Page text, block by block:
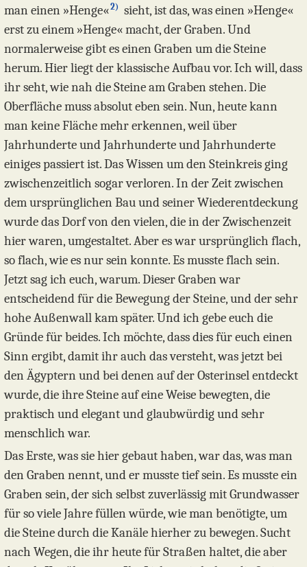
man einen »Henge«2) sieht, ist das, was einen »Henge«
erst zu einem »Henge« macht, der Graben. Und
normalerweise gibt es einen Graben um die Steine
herum. Hier liegt der klassische Aufbau vor. Ich will, dass
ihr seht, wie nah die Steine am Graben stehen. Die
Oberfläche muss absolut eben sein. Nun, heute kann
man keine Fläche mehr erkennen, weil über
Jahrhunderte und Jahrhunderte und Jahrhunderte
einiges passiert ist. Das Wissen um den Steinkreis ging
zwischenzeitlich sogar verloren. In der Zeit zwischen
dem ursprünglichen Bau und seiner Wiederentdeckung
wurde das Dorf von den vielen, die in der Zwischenzeit
hier waren, umgestaltet. Aber es war ursprünglich flach,
so flach, wie es nur sein konnte. Es musste flach sein.
Jetzt sag ich euch, warum. Dieser Graben war
entscheidend für die Bewegung der Steine, und der sehr
hohe Außenwall kam später. Und ich gebe euch die
Gründe für beides. Ich möchte, dass dies für euch einen
Sinn ergibt, damit ihr auch das versteht, was jetzt bei
den Ägyptern und bei denen auf der Osterinsel entdeckt
wurde, die ihre Steine auf eine Weise bewegten, die
praktisch und elegant und glaubwürdig und sehr
menschlich war.
Das Erste, was sie hier gebaut haben, war das, was man
den Graben nennt, und er musste tief sein. Es musste ein
Graben sein, der sich selbst zuverlässig mit Grundwasser
für so viele Jahre füllen würde, wie man benötigte, um
die Steine durch die Kanäle hierher zu bewegen. Sucht
nach Wegen, die ihr heute für Straßen haltet, die aber